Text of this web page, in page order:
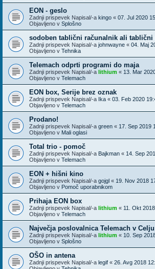
EON - geslo
Zadnji prispevek Napisal/-a kingo « 07. Jul 2020
Objavljeno v Splošno
sodoben tablični računalnik ali tablični
Zadnji prispevek Napisal/-a johnwayne « 04. Maj
Objavljeno v Tehnika
Telemach odprti programi do maja
Zadnji prispevek Napisal/-a lithium « 13. Mar
Objavljeno v Telemach
EON box, Serije brez oznak
Zadnji prispevek Napisal/-a Ika « 03. Feb 2020
Objavljeno v Telemach
Prodano!
Zadnji prispevek Napisal/-a green « 17. Sep 2019
Objavljeno v Mali oglasi
Total trio - pomoč
Zadnji prispevek Napisal/-a Bajkman « 14. Sep
Objavljeno v Telemach
EON + hišni kino
Zadnji prispevek Napisal/-a gojgl « 19. Nov 2018
Objavljeno v Pomoč uporabnikom
Prihaja EON box
Zadnji prispevek Napisal/-a lithium « 11. Okt
Objavljeno v Telemach
Največja poslovalnica Telemach v
Zadnji prispevek Napisal/-a lithium « 10. Sep
Objavljeno v Splošno
OŠO in antena
Zadnji prispevek Napisal/-a legif « 26. Avg 2018